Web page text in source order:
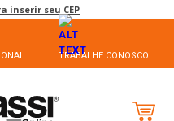
inserir seu CEP
TRABALHE CONOSCO